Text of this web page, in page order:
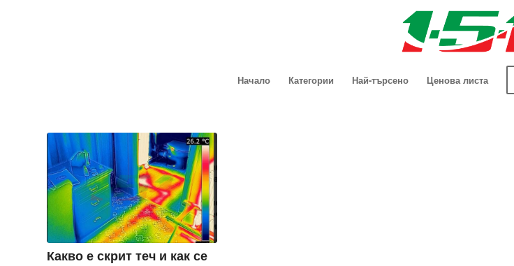
Начало Категории Най-търсено Ценова листа
Какво е скрит теч и как се